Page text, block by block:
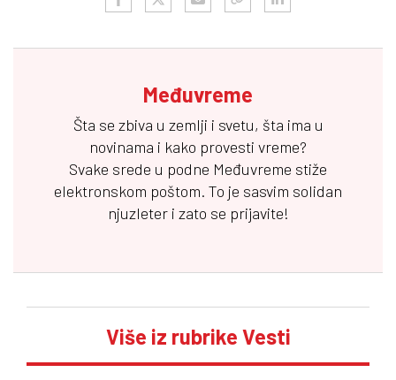
Međuvreme
Šta se zbiva u zemlji i svetu, šta ima u
novinama i kako provesti vreme?
Svake srede u podne Međuvreme stiže
elektronskom poštom. To je sasvim solidan
njuzleter i zato se prijavite!
Više iz rubrike Vesti